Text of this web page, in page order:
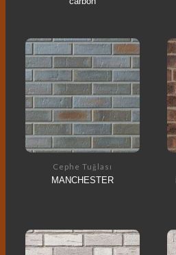
Cephe Tuğlası
MANCHESTER